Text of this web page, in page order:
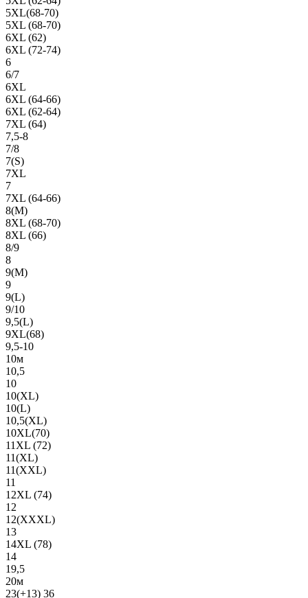
5XL(68-70)
5XL (68-70)
6XL (62)
6XL (72-74)
6
6/7
6XL
6XL (64-66)
6XL (62-64)
7XL (64)
7,5-8
7/8
7(S)
7XL
7
7XL (64-66)
8(М)
8XL (68-70)
8XL (66)
8/9
8
9(М)
9
9(L)
9/10
9,5(L)
9XL(68)
9,5-10
10м
10,5
10
10(XL)
10(L)
10,5(XL)
10XL(70)
11XL (72)
11(XL)
11(XXL)
11
12XL (74)
12
12(ХХХL)
13
14XL (78)
14
19,5
20м
23(+13) 36